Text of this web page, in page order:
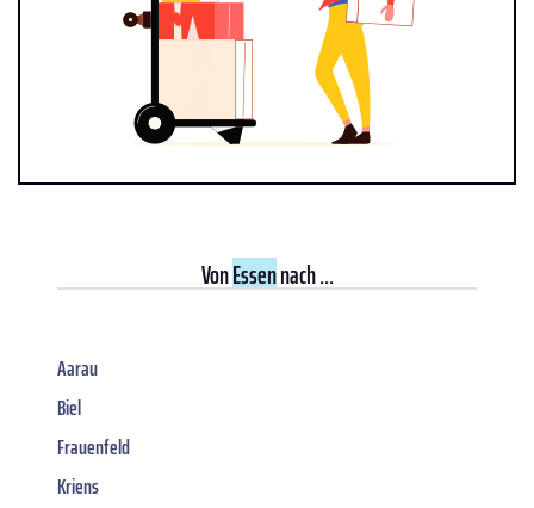
VonEssennach ...
Aarau
Biel
Frauenfeld
Kriens